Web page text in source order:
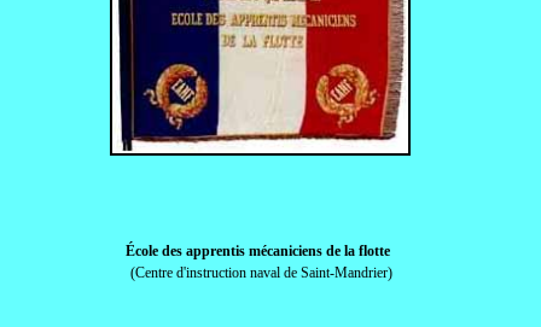
École des apprentis mécaniciens de la flotte
(Centre d'instruction naval de Saint-Mandrier)